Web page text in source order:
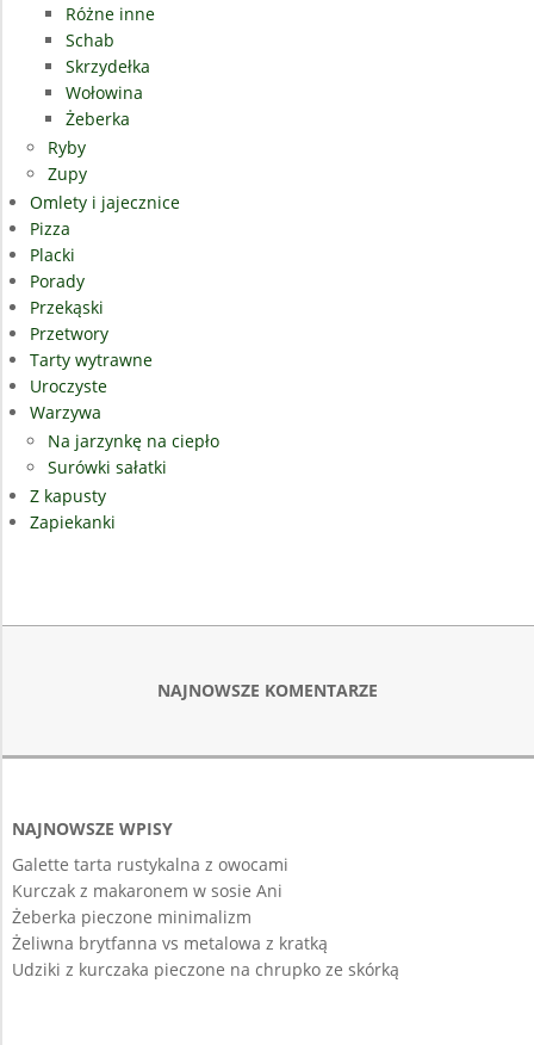
Różne inne
Schab
Skrzydełka
Wołowina
Żeberka
Ryby
Zupy
Omlety i jajecznice
Pizza
Placki
Porady
Przekąski
Przetwory
Tarty wytrawne
Uroczyste
Warzywa
Na jarzynkę na ciepło
Surówki sałatki
Z kapusty
Zapiekanki
NAJNOWSZE KOMENTARZE
NAJNOWSZE WPISY
Galette tarta rustykalna z owocami
Kurczak z makaronem w sosie Ani
Żeberka pieczone minimalizm
Żeliwna brytfanna vs metalowa z kratką
Udziki z kurczaka pieczone na chrupko ze skórką